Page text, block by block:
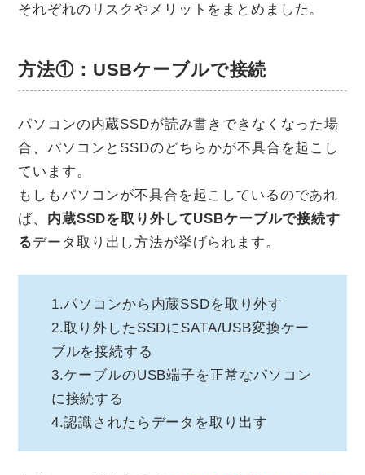
それぞれのリスクやメリットをまとめました。
方法①：USBケーブルで接続
パソコンの内蔵SSDが読み書きできなくなった場
合、パソコンとSSDのどちらかが不具合を起こし
ています。
もしもパソコンが不具合を起こしているのであれ
ば、 内蔵SSDを取り外してUSBケーブルで接続す
るデータ取り出し方法が挙げられます。
1.パソコンから内蔵SSDを取り外す
2.取り外したSSDにSATA/USB変換ケー
ブルを接続する
3.ケーブルのUSB端子を正常なパソコン
に接続する
4.認識されたらデータを取り出す